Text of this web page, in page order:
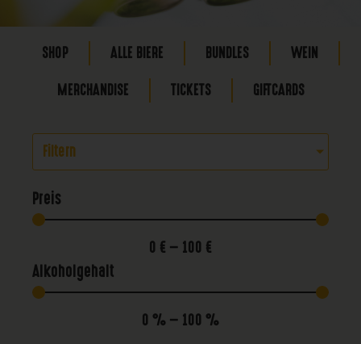
SHOP ALLE BIERE BUNDLES WEIN
MERCHANDISE TICKETS GIFTCARDS
Filtern
Preis
0 € — 100 €
Alkoholgehalt
0 % — 100 %